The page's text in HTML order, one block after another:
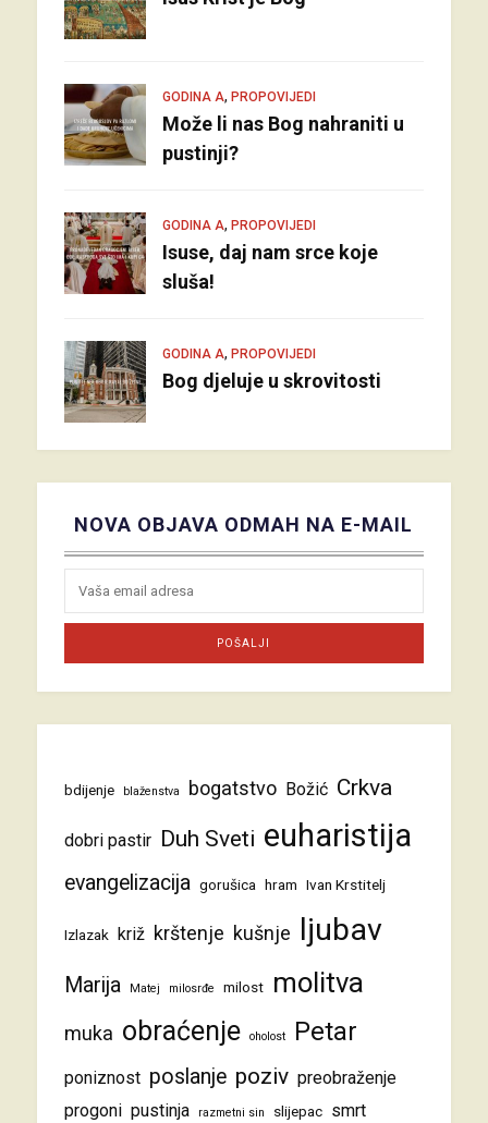
GODINA A, PROPOVIJEDI
Može li nas Bog nahraniti u
pustinji?
GODINA A, PROPOVIJEDI
Isuse, daj nam srce koje
sluša!
GODINA A, PROPOVIJEDI
Bog djeluje u skrovitosti
NOVA OBJAVA ODMAH NA E-MAIL
bdijenje blaženstva bogatstvo Božić Crkva
dobri pastir Duh Sveti euharistija
evangelizacija gorušica hram Ivan Krstitelj
Izlazak križ krštenje kušnje ljubav
Marija Matej milosrđe milost molitva
muka obraćenje oholost Petar
poniznost poslanje poziv preobraženje
progoni pustinja razmetni sin slijepac smrt